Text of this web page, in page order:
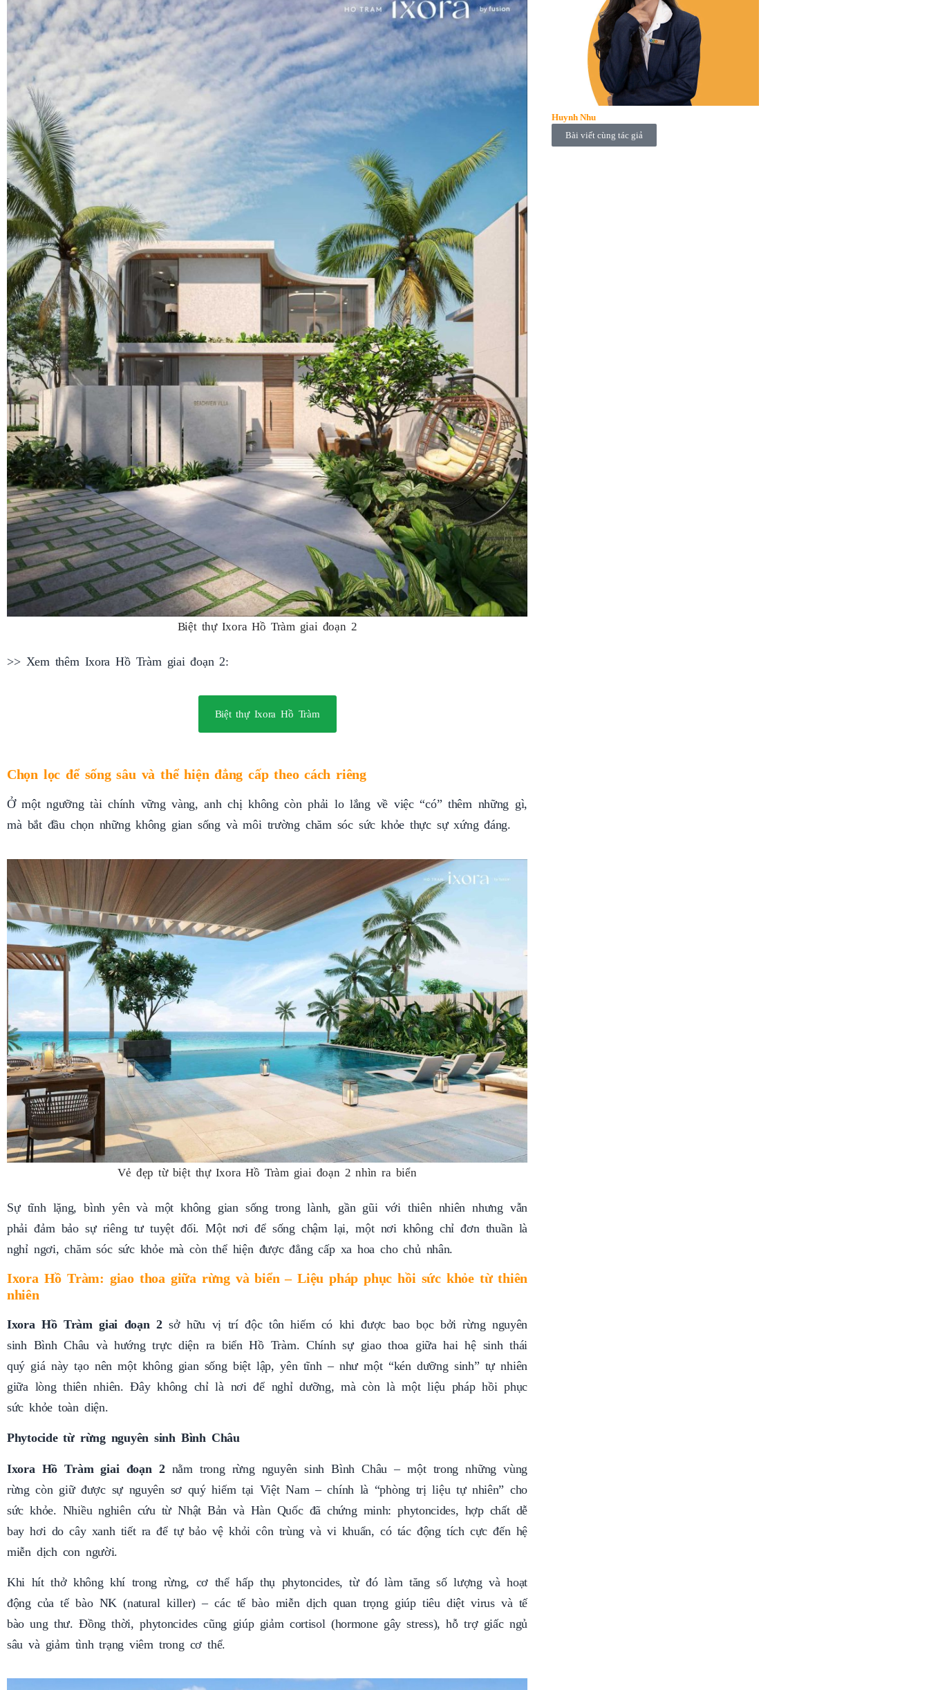
Biệt thự Ixora Hồ Tràm giai đoạn 2
>> Xem thêm Ixora Hồ Tràm giai đoạn 2:
Biệt thự Ixora Hồ Tràm
Chọn lọc để sống sâu và thể hiện đẳng cấp theo cách riêng
Ở một ngưỡng tài chính vững vàng, anh chị không còn phải lo lắng về việc “có” thêm những gì,
mà bắt đầu chọn những không gian sống và môi trường chăm sóc sức khỏe thực sự xứng đáng.
Vẻ đẹp từ biệt thự Ixora Hồ Tràm giai đoạn 2 nhìn ra biển
Sự tĩnh lặng, bình yên và một không gian sống trong lành, gần gũi với thiên nhiên nhưng vẫn
phải đảm bảo sự riêng tư tuyệt đối. Một nơi để sống chậm lại, một nơi không chỉ đơn thuần là
nghỉ ngơi, chăm sóc sức khỏe mà còn thể hiện được đẳng cấp xa hoa cho chủ nhân.
Ixora Hồ Tràm: giao thoa giữa rừng và biển – Liệu pháp phục hồi sức khỏe từ thiên
nhiên
Ixora Hồ Tràm giai đoạn 2sở hữu vị trí độc tôn hiếm có khi được bao bọc bởi rừng nguyên
sinh Bình Châu và hướng trực diện ra biển Hồ Tràm. Chính sự giao thoa giữa hai hệ sinh thái
quý giá này tạo nên một không gian sống biệt lập, yên tĩnh – như một “kén dưỡng sinh” tự nhiên
giữa lòng thiên nhiên. Đây không chỉ là nơi để nghỉ dưỡng, mà còn là một liệu pháp hồi phục
sức khỏe toàn diện.
Phytocide từ rừng nguyên sinh Bình Châu
Ixora Hồ Tràm giai đoạn 2nằm trong rừng nguyên sinh Bình Châu – một trong những vùng
rừng còn giữ được sự nguyên sơ quý hiếm tại Việt Nam – chính là “phòng trị liệu tự nhiên” cho
sức khỏe. Nhiều nghiên cứu từ Nhật Bản và Hàn Quốc đã chứng minh: phytoncides, hợp chất dễ
bay hơi do cây xanh tiết ra để tự bảo vệ khỏi côn trùng và vi khuẩn, có tác động tích cực đến hệ
miễn dịch con người.
Khi hít thở không khí trong rừng, cơ thể hấp thụ phytoncides, từ đó làm tăng số lượng và hoạt
động của tế bào NK (natural killer) – các tế bào miễn dịch quan trọng giúp tiêu diệt virus và tế
bào ung thư. Đồng thời, phytoncides cũng giúp giảm cortisol (hormone gây stress), hỗ trợ giấc ngủ
sâu và giảm tình trạng viêm trong cơ thể.
Huynh Nhu
Bài viết cùng tác giả